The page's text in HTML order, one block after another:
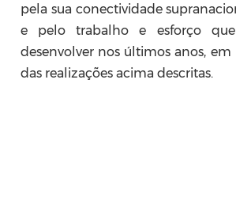
pela sua conectividade
e pelo trabalho e esforço
desenvolver nos últimos anos,
das realizações acima descritas.